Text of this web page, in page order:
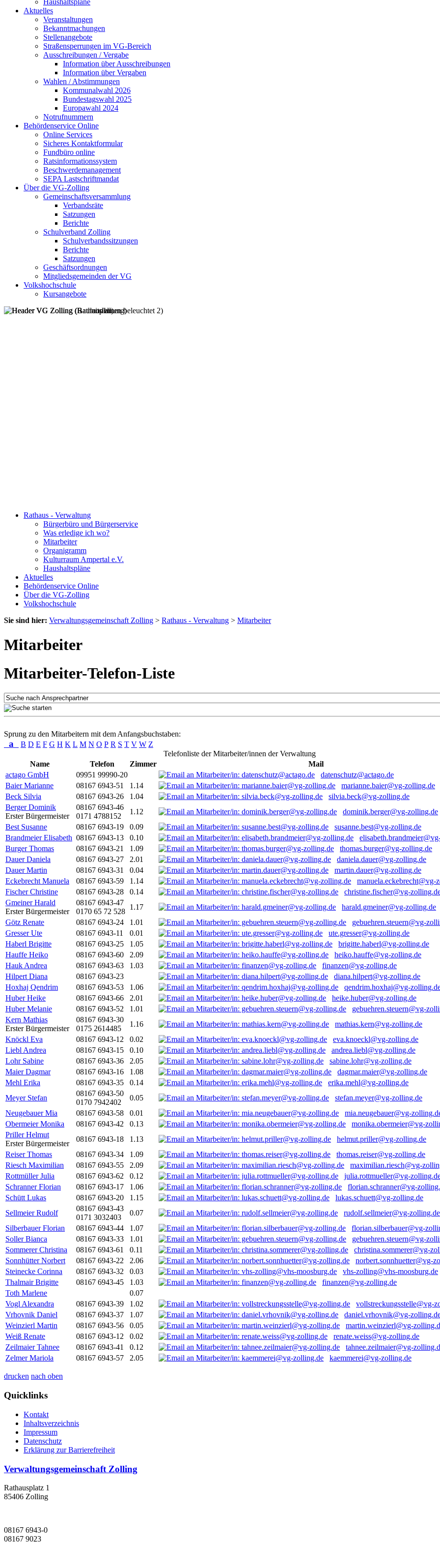
Haushaltspläne
Aktuelles
Veranstaltungen
Bekanntmachungen
Stellenangebote
Straßensperrungen im VG-Bereich
Ausschreibungen / Vergabe
Information über Ausschreibungen
Information über Vergaben
Wahlen / Abstimmungen
Kommunalwahl 2026
Bundestagswahl 2025
Europawahl 2024
Notrufnummern
Behördenservice Online
Online Services
Sicheres Kontaktformular
Fundbüro online
Ratsinformationssystem
Beschwerdemanagement
SEPA Lastschriftmandat
Über die VG-Zolling
Gemeinschaftsversammlung
Verbandsräte
Satzungen
Berichte
Schulverband Zolling
Schulverbandssitzungen
Berichte
Satzungen
Geschäftsordnungen
Mitgliedsgemeinden der VG
Volkshochschule
Kursangebote
Rathaus - Verwaltung
Bürgerbüro und Bürgerservice
Was erledige ich wo?
Mitarbeiter
Organigramm
Kulturraum Ampertal e.V.
Haushaltspläne
Aktuelles
Behördenservice Online
Über die VG-Zolling
Volkshochschule
Sie sind hier: Verwaltungsgemeinschaft Zolling > Rathaus - Verwaltung > Mitarbeiter
Mitarbeiter
Mitarbeiter-Telefon-Liste
Sprung zu den Mitarbeitern mit dem Anfangsbuchstaben:
a B D E F G H K L M N O P R S T V W Z
Telefonliste der Mitarbeiter/innen der Verwaltung
Name
Telefon Zimmer
Mail
actago GmbH
09951 99990-20
datenschutz@actago.de
Baier Marianne
08167 6943-51 1.14
marianne.baier@vg-zolling.de
Beck Silvia
08167 6943-26 1.04
silvia.beck@vg-zolling.de
Berger Dominik
Erster Bürgermeister
08167 6943-46
0171 4788152
1.12
dominik.berger@vg-zolling.de
Best Susanne
08167 6943-19 0.09
susanne.best@vg-zolling.de
Brandmeier Elisabeth 08167 6943-13 0.10
Burger Thomas
08167 6943-21 1.09
thomas.burger@vg-zolling.de
Dauer Daniela
08167 6943-27 2.01
daniela.dauer@vg-zolling.de
Dauer Martin
08167 6943-31 0.04
martin.dauer@vg-zolling.de
Eckebrecht Manuela
08167 6943-59 1.14
manuela.eckebrecht@vg-
Fischer Christine
08167 6943-28 0.14
christine.fischer@vg-
Gmeiner Harald
Erster Bürgermeister
08167 6943-47
0170 65 72 528
1.17
harald.gmeiner@vg-zolling.de
Götz Renate
08167 6943-24 1.01
gebuehren.steuern@vg-
Gresser Ute
08167 6943-11 0.01
ute.gresser@vg-zolling.de
Haberl Brigitte
08167 6943-25 1.05
brigitte.haberl@vg-zolling.de
Hauffe Heiko
08167 6943-60 2.09
heiko.hauffe@vg-zolling.de
Hauk Andrea
08167 6943-63 1.03
finanzen@vg-zolling.de
Hilpert Diana
08167 6943-23
diana.hilpert@vg-zolling.de
Hoxhaj Qendrim
08167 6943-53 1.06
qendrim.hoxhaj@vg-
Huber Heike
08167 6943-66 2.01
heike.huber@vg-zolling.de
Huber Melanie
08167 6943-52 1.01
gebuehren.steuern@vg-
Kern Mathias
Erster Bürgermeister
08167 6943-30
0175 2614485
1.16
mathias.kern@vg-zolling.de
Knöckl Eva
08167 6943-12 0.02
eva.knoeckl@vg-zolling.de
Liebl Andrea
08167 6943-15 0.10
andrea.liebl@vg-zolling.de
Lohr Sabine
08167 6943-36 2.05
sabine.lohr@vg-zolling.de
Maier Dagmar
08167 6943-16 1.08
dagmar.maier@vg-zolling.de
Mehl Erika
08167 6943-35 0.14
erika.mehl@vg-zolling.de
Meyer Stefan
08167 6943-50
0170 7942402
0.05
stefan.meyer@vg-zolling.de
Neugebauer Mia
08167 6943-58 0.01
mia.neugebauer@vg-
Obermeier Monika
08167 6943-42 0.13
monika.obermeier@vg-
Priller Helmut
Erster Bürgermeister
08167 6943-18 1.13
helmut.priller@vg-zolling.de
Reiser Thomas
08167 6943-34 1.09
thomas.reiser@vg-zolling.de
Riesch Maximilian
08167 6943-55 2.09
maximilian.riesch@vg-
Rottmüller Julia
08167 6943-62 0.12
julia.rottmueller@vg-
Schranner Florian
08167 6943-17 1.06
florian.schranner@vg-
Schütt Lukas
08167 6943-20 1.15
lukas.schuett@vg-zolling.de
Sellmeier Rudolf
08167 6943-43
0171 3032403
0.07
rudolf.sellmeier@vg-zolling.de
Silberbauer Florian
08167 6943-44 1.07
florian.silberbauer@vg-
Soller Bianca
08167 6943-33 1.01
gebuehren.steuern@vg-
Sommerer Christina
08167 6943-61 0.11
christina.sommerer@vg-
Sonnhütter Norbert
08167 6943-22 2.06
norbert.sonnhuetter@vg-
Steinecke Corinna
08167 6943-32 0.03
vhs-zolling@vhs-moosburg.de
Thalmair Brigitte
08167 6943-45 1.03
finanzen@vg-zolling.de
Toth Marlene
0.07
Vogl Alexandra
08167 6943-39 1.02
vollstreckungsstelle@vg-
Vrhovnik Daniel
08167 6943-37 1.07
daniel.vrhovnik@vg-
Weinzierl Martin
08167 6943-56 0.05
martin.weinzierl@vg-
Weiß Renate
08167 6943-12 0.02
renate.weiss@vg-zolling.de
Zeilmaier Tahnee
08167 6943-41 0.12
tahnee.zeilmaier@vg-
Zelmer Mariola
08167 6943-57 2.05 kaemmerei@vg-zolling.de
drucken nach oben
Quicklinks
Kontakt
Inhaltsverzeichnis
Impressum
Datenschutz
Erklärung zur Barrierefreiheit
Verwaltungsgemeinschaft Zolling
Rathausplatz 1
85406 Zolling
08167 6943-0
08167 9023